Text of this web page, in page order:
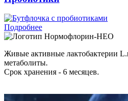
Подробнее
Нормофлорин-НЕО
Живые активные лактобактерии
метаболиты.
Срок хранения - 6 месяцев.